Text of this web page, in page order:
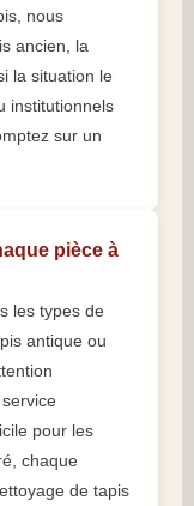
nous
ancien, la
la situation le
institutionnels
sur un
pièce à
les types de
antique ou
pour les
chaque
de tapis